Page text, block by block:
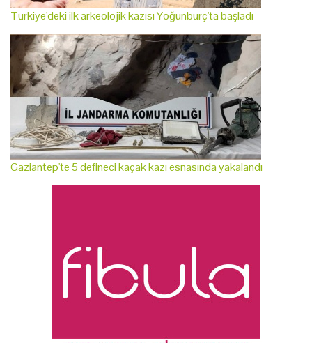
Türkiye'deki ilk arkeolojik kazısı Yoğunburç'ta başladı
Gaziantep'te 5 defineci kaçak kazı esnasında yakalandı